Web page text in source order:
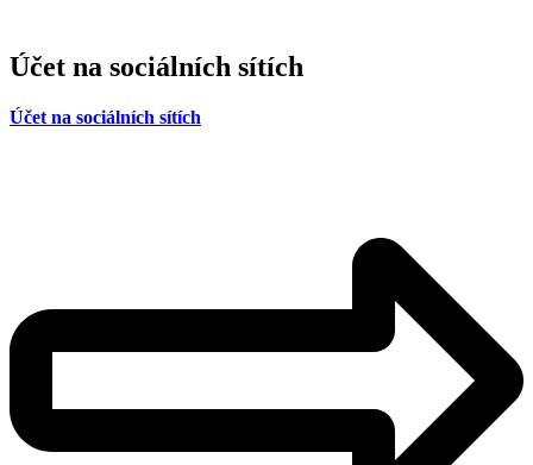
Účet na sociálních sítích
Účet na sociálních sítích